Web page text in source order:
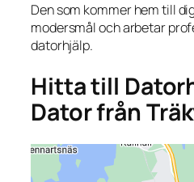
Den som kommer hem till
modersmål och arbetar
datorhjälp.
Hitta till
Dator från